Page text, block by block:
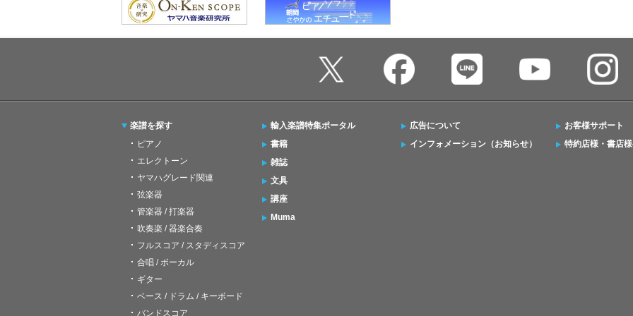
楽譜を探す
ピアノ
エレクトーン
ヤマハグレード関連
弦楽器
管楽器 / 打楽器
吹奏楽 / 器楽合奏
フルスコア / スタディスコア
合唱 / ボーカル
ギター
ベース / ドラム / キーボード
バンドスコア
輸入楽譜特集ポータル
書籍
雑誌
文具
講座
Muma
広告について
インフォメーション（お知らせ）
お客様サポート
特約店様・書店